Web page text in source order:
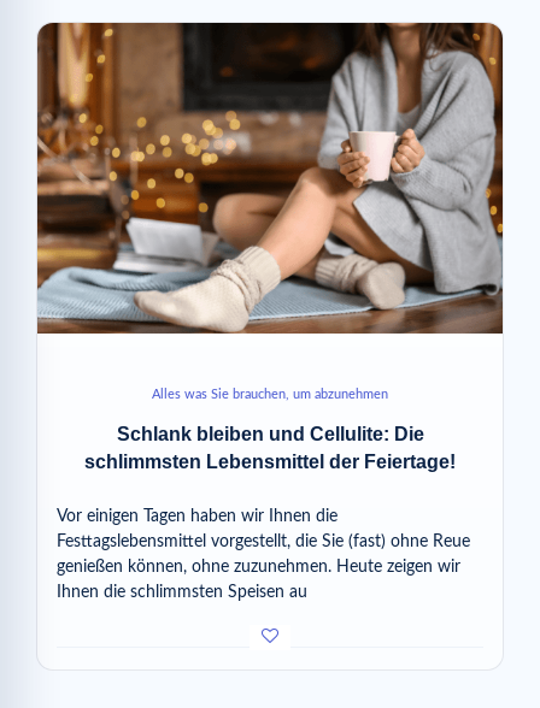
Alles was Sie brauchen, um abzunehmen
Schlank bleiben und Cellulite: Die
schlimmsten Lebensmittel der Feiertage!
Vor einigen Tagen haben wir Ihnen die
Festtagslebensmittel vorgestellt, die Sie (fast) ohne Reue
genießen können, ohne zuzunehmen. Heute zeigen wir
Ihnen die schlimmsten Speisen au